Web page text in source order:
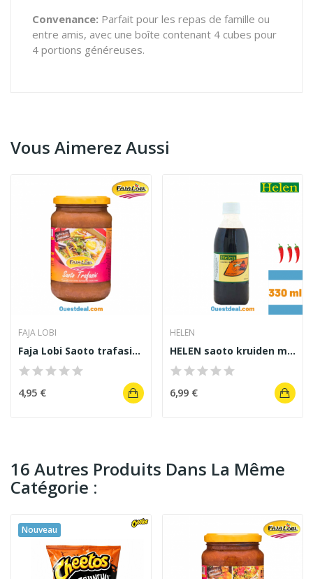
Convenance: Parfait pour les repas de famille ou
entre amis, avec une boîte contenant 4 cubes pour
4 portions généreuses.
Vous Aimerez Aussi
FAJA LOBI
Faja Lobi Saoto trafasie sauce pour soupe 360 g
4,95 €
HELEN
HELEN saoto kruiden met peper sauce saté 330 ml
6,99 €
16 Autres Produits Dans La Même
Catégorie :
Nouveau